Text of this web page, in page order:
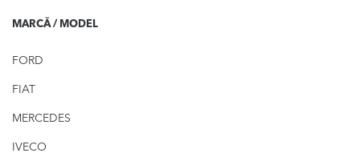
MARCĂ / MODEL
FORD
FIAT
MERCEDES
IVECO